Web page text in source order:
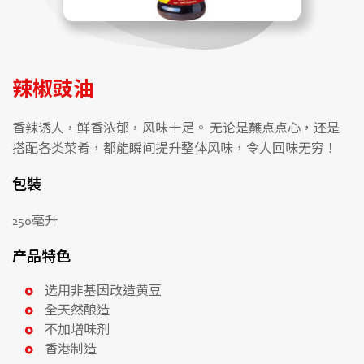
辣椒豉油
香辣诱人，鲜香浓郁，风味十足。 无论是蘸点点心，还是
搭配各类菜肴，都能瞬间提升整体风味，令人回味无穷！
包裝
250毫升
产品特色
选用非基因改造黄豆
全天然酿造
不加增味剂
香港制造